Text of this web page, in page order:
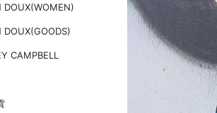
DOUX(WOMEN)
DOUX(GOODS)
CAMPBELL